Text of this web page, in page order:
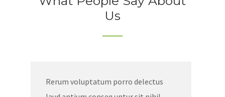
Us
Rerum voluptatum porro delectus